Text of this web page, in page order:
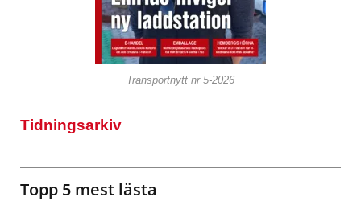
Transportnytt nr 5-2026
Tidningsarkiv
Topp 5 mest lästa